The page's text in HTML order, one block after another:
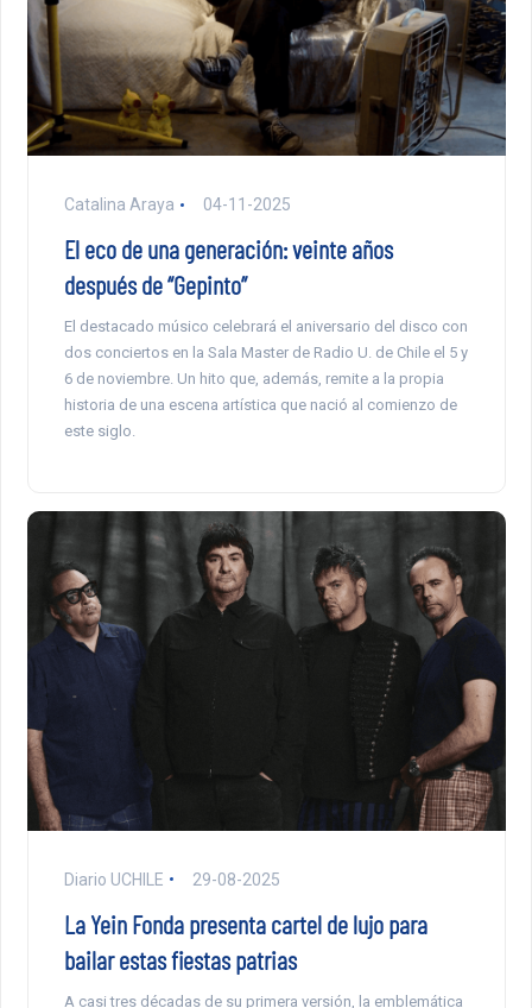
Catalina Araya 04-11-2025
El eco de una generación: veinte años
después de “Gepinto”
El destacado músico celebrará el aniversario del disco con
dos conciertos en la Sala Master de Radio U. de Chile el 5 y
6 de noviembre. Un hito que, además, remite a la propia
historia de una escena artística que nació al comienzo de
este siglo.
Diario UCHILE 29-08-2025
La Yein Fonda presenta cartel de lujo para
bailar estas fiestas patrias
A casi tres décadas de su primera versión, la emblemática